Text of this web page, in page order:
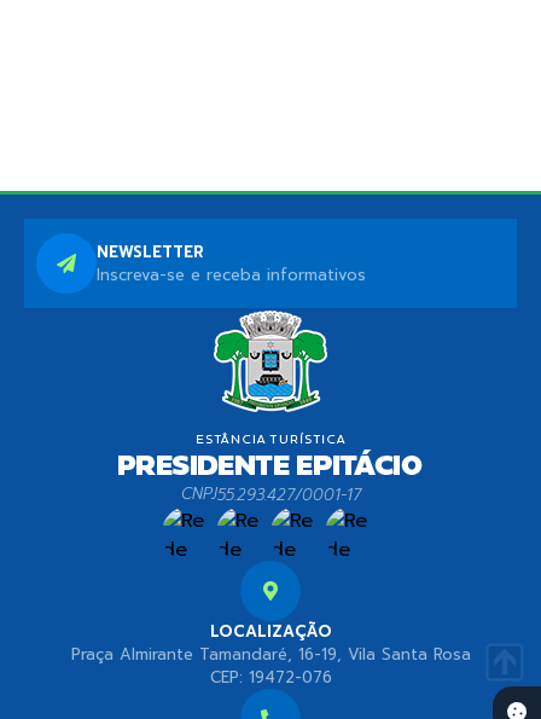
LOCALIZAÇÃO
Praça Almirante Tamandaré, 16-19, Vila Santa Rosa
CEP: 19472-076
CNPJ55.293.427/0001-17
NEWSLETTER
Inscreva-se e receba informativos